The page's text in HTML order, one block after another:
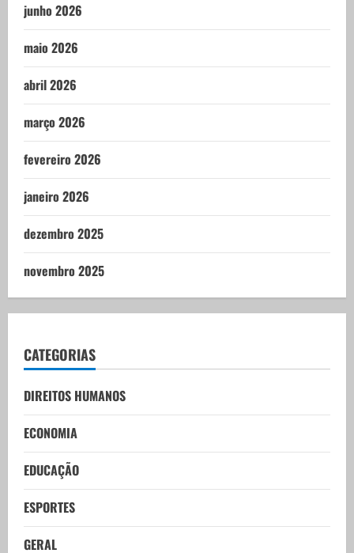
junho 2026
maio 2026
abril 2026
março 2026
fevereiro 2026
janeiro 2026
dezembro 2025
novembro 2025
CATEGORIAS
DIREITOS HUMANOS
ECONOMIA
EDUCAÇÃO
ESPORTES
GERAL